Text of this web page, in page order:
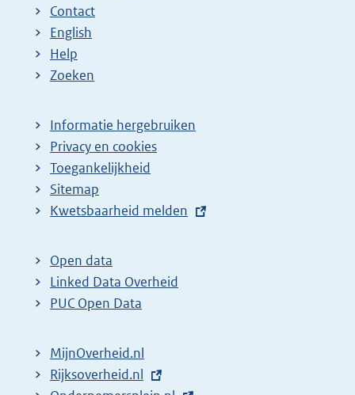
Contact
English
Help
Zoeken
Informatie hergebruiken
Privacy en cookies
Toegankelijkheid
Sitemap
E
t
e
r
l
i
Kwetsbaarheid melden
Open data
Linked Data Overheid
PUC Open Data
MijnOverheid.nl
E
Rijksoverheid.nl